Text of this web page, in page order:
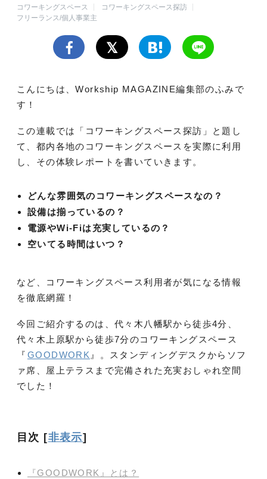
コワーキングスペース
コワーキングスペース探訪
フリーランス/個人事業主
こんにちは、Workship MAGAZINE編集部のふみで
す！
この連載では「コワーキングスペース探訪」と題し
て、都内各地のコワーキングスペースを実際に利用
し、その体験レポートを書いていきます。
どんな雰囲気のコワーキングスペースなの？
設備は揃っているの？
電源やWi-Fiは充実しているの？
空いてる時間はいつ？
など、コワーキングスペース利用者が気になる情報
を徹底網羅！
今回ご紹介するのは、代々木八幡駅から徒歩4分、
代々木上原駅から徒歩7分のコワーキングスペース
『 GOODWORK 』。スタンディングデスクからソフ
ァ席、屋上テラスまで完備された充実おしゃれ空間
でした！
目次 [非表示]
『GOODWORK』とは？